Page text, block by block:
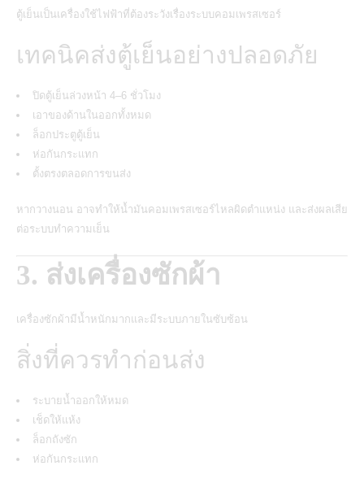
ตู้เย็นเป็นเครื่องใช้ไฟฟ้าที่ต้องระวังเรื่องระบบคอมเพรสเซอร์
เทคนิคส่งตู้เย็นอย่างปลอดภัย
ปิดตู้เย็นล่วงหน้า 4–6 ชั่วโมง
เอาของด้านในออกทั้งหมด
ล็อกประตูตู้เย็น
ห่อกันกระแทก
ตั้งตรงตลอดการขนส่ง
หากวางนอน อาจทำให้น้ำมันคอมเพรสเซอร์ไหลผิดตำแหน่ง และส่งผลเสีย
ต่อระบบทำความเย็น
3. ส่งเครื่องซักผ้า
เครื่องซักผ้ามีน้ำหนักมากและมีระบบภายในซับซ้อน
สิ่งที่ควรทำก่อนส่ง
ระบายน้ำออกให้หมด
เช็ดให้แห้ง
ล็อกถังซัก
ห่อกันกระแทก